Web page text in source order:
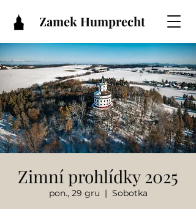
Zamek Humprecht
Zimní prohlídky 2025
pon., 29 gru
  |
Sobotka